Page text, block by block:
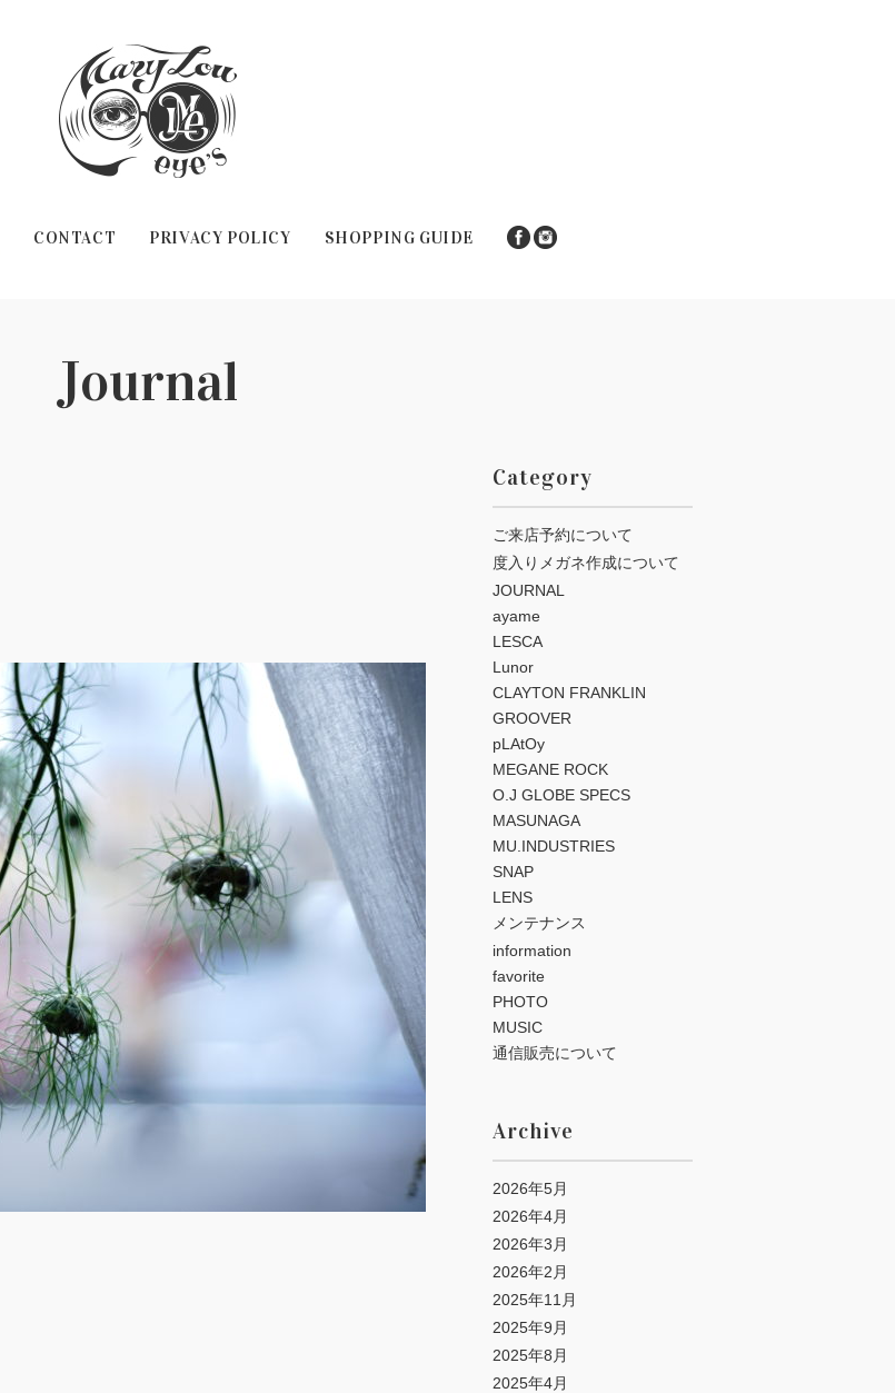
CONTACT PRIVACY POLICY SHOPPING GUIDE
Journal
Category
ご来店予約について
度入りメガネ作成について
JOURNAL
ayame
LESCA
Lunor
CLAYTON FRANKLIN
GROOVER
pLAtOy
MEGANE ROCK
O.J GLOBE SPECS
MASUNAGA
MU.INDUSTRIES
SNAP
LENS
メンテナンス
information
favorite
PHOTO
MUSIC
通信販売について
Archive
2026年5月
2026年4月
2026年3月
2026年2月
2025年11月
2025年9月
2025年8月
2025年4月